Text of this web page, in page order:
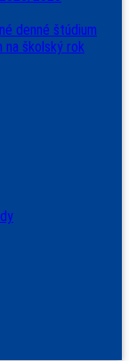
denné štúdium
na školský rok